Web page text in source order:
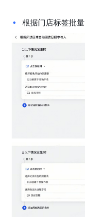
根据门店标签批